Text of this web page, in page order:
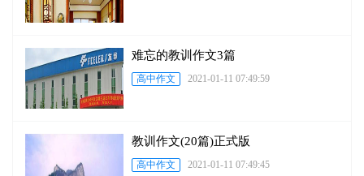
难忘的教训作文3篇
高中作文 2021-01-11 07:49:59
教训作文(20篇)正式版
高中作文 2021-01-11 07:49:45